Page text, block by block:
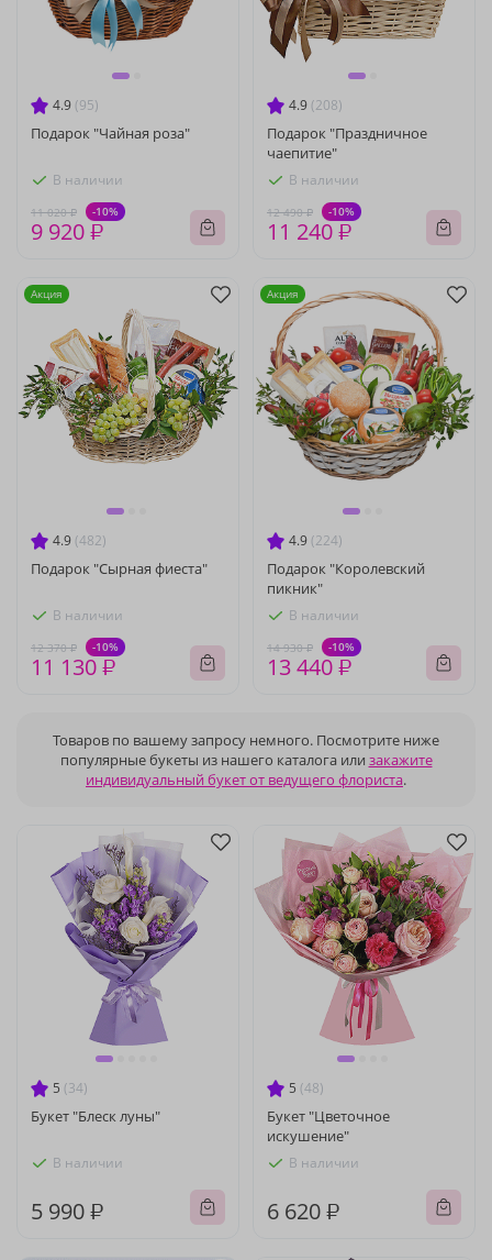
4.9 (95)
Подарок "Чайная роза"
В наличии
11 020 ₽ -10%
9 920 ₽
4.9 (208)
Подарок "Праздничное
чаепитие"
В наличии
12 490 ₽ -10%
11 240 ₽
4.9 (482)
Подарок "Сырная фиеста"
В наличии
12 370 ₽ -10%
11 130 ₽
Акция
4.9 (224)
Подарок "Королевский
пикник"
В наличии
14 930 ₽ -10%
13 440 ₽
Акция
Товаров по вашему запросу немного. Посмотрите ниже
популярные букеты из нашего каталога или закажите
индивидуальный букет от ведущего флориста.
5 (34)
Букет "Блеск луны"
В наличии
5 990 ₽
5 (48)
Букет "Цветочное
искушение"
В наличии
6 620 ₽